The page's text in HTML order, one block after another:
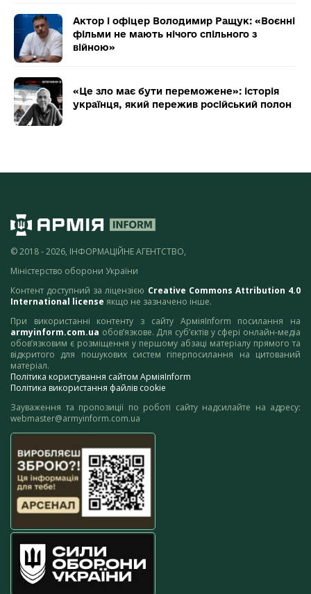
Актор і офіцер Володимир Ращук: «Воєнні
фільми не мають нічого спільного з
війною»
«Це зло має бути переможене»: історія
українця, який пережив російський полон
© 2018 - 2026, ІНФОРМАЦІЙНЕ АГЕНТСТВО,
Міністерство оборони України
Контент доступний за ліцензією Creative Commons Attribution 4.0
International license якщо не зазначено інше.
При використанні контенту з сайту АрміяInform посилання на
armyinform.com.ua обов’язкове. Для суб’єктів у сфері онлайн-медіа
обов’язковим є розміщення у першому абзаці матеріалу прямого та
відкритого для пошукових систем гіперпосилання на цитований
матеріал.
Політика користування сайтом АрміяInform
Політика використання файлів cookie
Зауваження та пропозиції по роботі сайту надсилайте на адресу:
webmaster@armyinform.com.ua